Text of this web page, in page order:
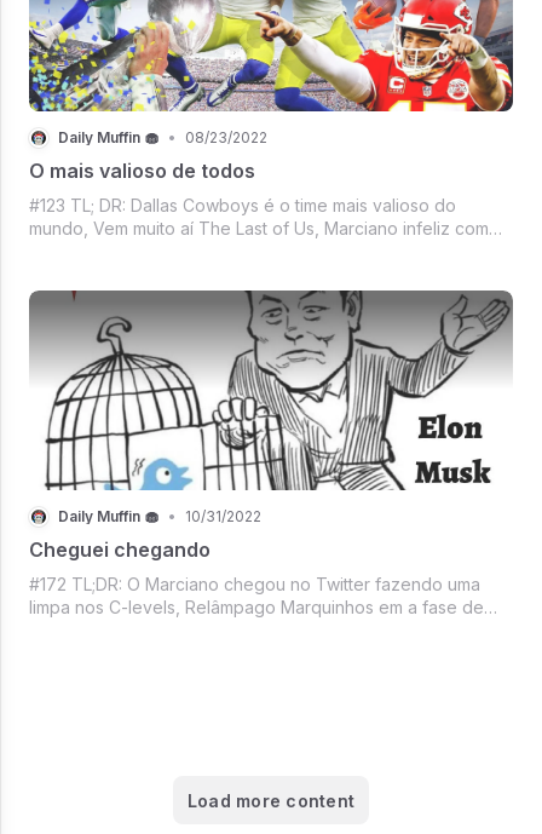
Daily Muffin 🧁 • 08/23/2022
O mais valioso de todos
#123 TL; DR: Dallas Cowboys é o time mais valioso do
mundo, Vem muito aí The Last of Us, Marciano infeliz com
firme em um dia de respiro,
Daily Muffin 🧁 • 10/31/2022
Cheguei chegando
#172 TL;DR: O Marciano chegou no Twitter fazendo uma
limpa nos C-levels, Relâmpago Marquinhos em a fase de
Load more content